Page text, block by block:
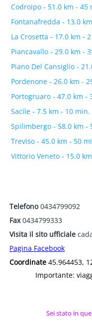
Codroipo - 51.0 km - 45
Fontanafredda - 13.0
La Crosetta - 17.0 km -
Piancavallo - 29.0 km -
Piano Del Cansiglio -
Pordenone - 26.0 km -
Portogruaro - 47.0 km -
Sacile - 7.5 km - 10 min.
Spilimbergo - 58.0 km -
Treviso - 45.0 km - 50
Vittorio Veneto - 15.0
Telefono0434799092
Fax0434799333
Visita il sito ufficiale
Pagina Facebook
Coordinate 45.964453,
Importante:
Sei stato in